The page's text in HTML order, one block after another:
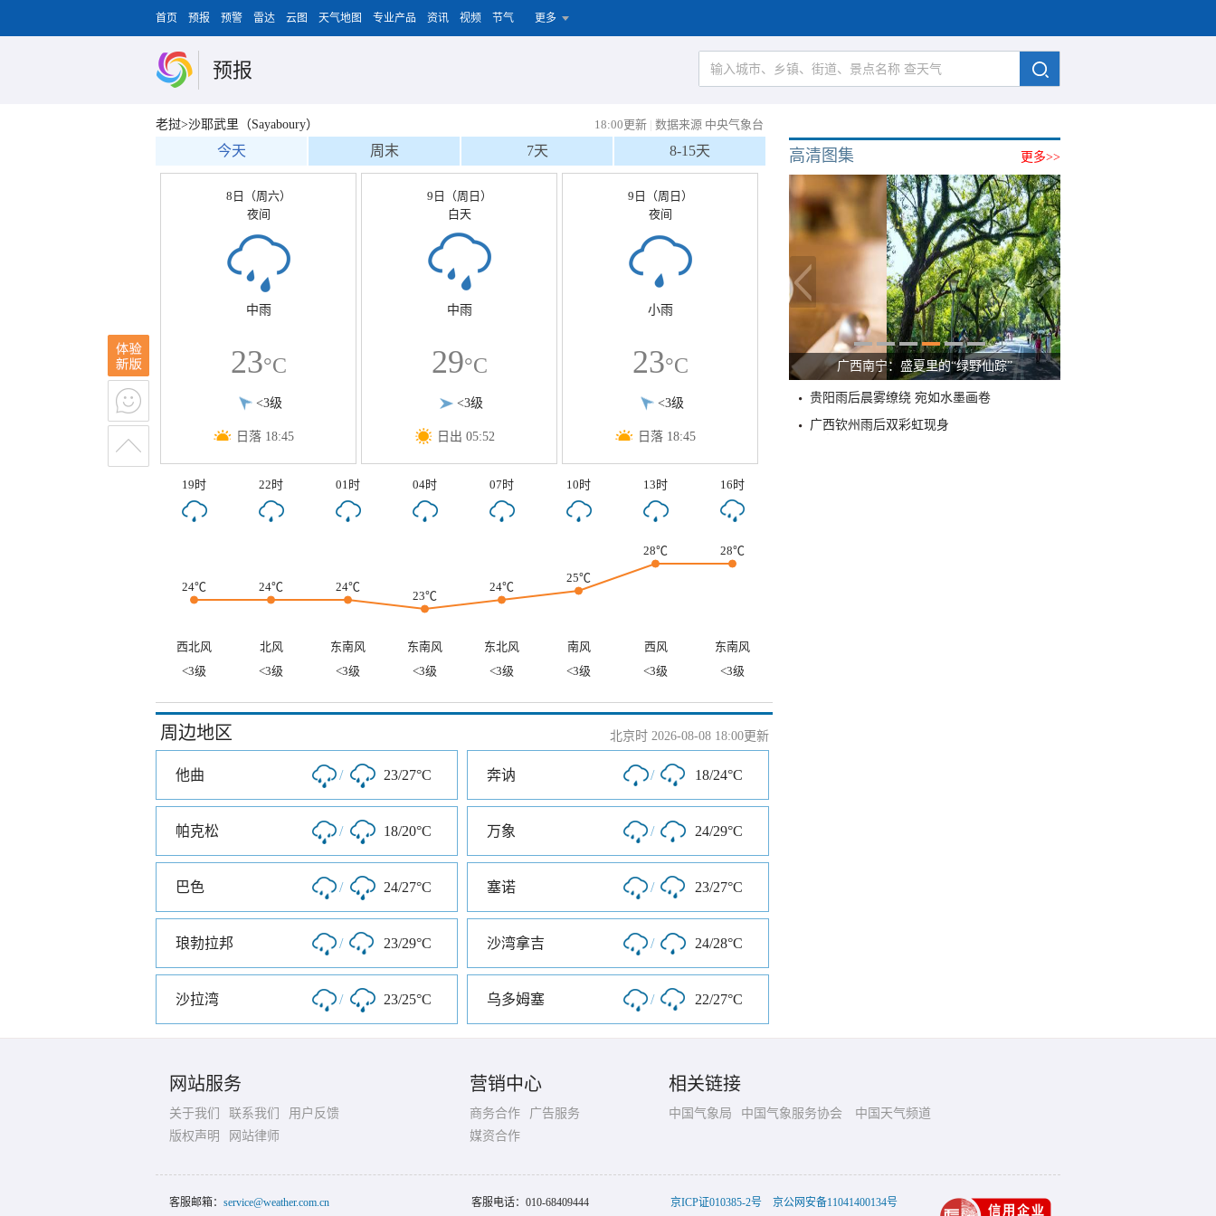
首页 预报 预警 雷达 云图 天气地图 专业产品 资讯 视频 节气 更多
预报
老挝>沙耶武里（Sayaboury） 18:00更新 | 数据来源 中央气象台
今天 周末 7天 8-15天
8日（周六）
夜间
中雨
23°C
<3级
日落 18:45
9日（周日）
白天
中雨
29°C
<3级
日出 05:52
9日（周日）
夜间
小雨
23°C
<3级
日落 18:45
19时 22时 01时 04时 07时 10时 13时 16时
24℃ 24℃ 24℃
23℃
24℃
25℃
28℃ 28℃
西北风 北风 东南风 东南风 东北风 南风 西风
东南风
<3级
<3级 <3级 <3级 <3级 <3级 <3级 <3级
周边地区 北京时 2026-08-08 18:00更新
他曲 / 23/27°C 奔讷 / 18/24°C
帕克松 / 18/20°C 万象 / 24/29°C
巴色 / 24/27°C 塞诺 / 23/27°C
琅勃拉邦 / 23/29°C 沙湾拿吉 / 24/28°C
沙拉湾 / 23/25°C 乌多姆塞 / 22/27°C
更多>>
高清图集
广西南宁：盛夏里的“绿野仙踪”
贵阳雨后晨雾缭绕 宛如水墨画卷
广西钦州雨后双彩虹现身
网站服务
关于我们 联系我们
用户反馈
版权声明
网站律师
营销中心
商务合作
广告服务
媒资合作
相关链接
中国气象局 中国气象服务协会 中国天气频道
客服邮箱： service@weather.com.cn 客服电话： 010-68409444 京ICP证010385-2号 京公网安备11041400134号